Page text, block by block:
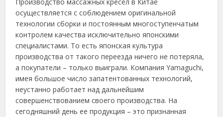
осуществляется с соблюдением оригинальной
технологии сборки и постоянным многоступенчатым
контролем качества исключительно японскими
специалистами. То есть японская культура
производства от такого переезда ничего не потеряла,
а покупатели – только выиграли. Компания Yamaguchi,
имея большое число запатентованных технологий,
неустанно работает над дальнейшим
совершенствованием своего производства. На
сегодняшний день ее продукция – это признанная